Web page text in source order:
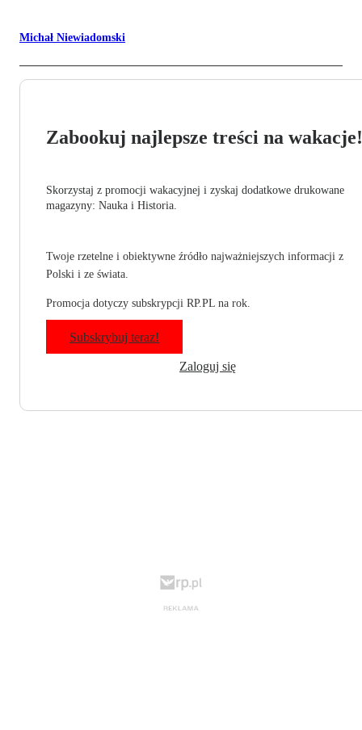
Michał Niewiadomski
Zabookuj najlepsze treści na wakacje!
Skorzystaj z promocji wakacyjnej i zyskaj dodatkowe drukowane
magazyny: Nauka i Historia.
Twoje rzetelne i obiektywne źródło najważniejszych informacji z
Polski i ze świata.
Promocja dotyczy subskrypcji RP.PL na rok.
Subskrybuj teraz!
Zaloguj się